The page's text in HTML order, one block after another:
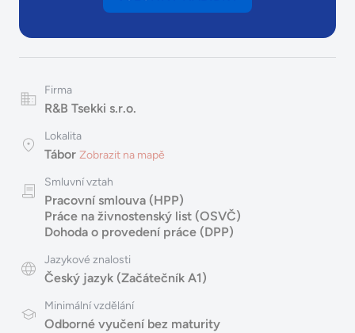
Firma
R&B Tsekki s.r.o.
Lokalita
Tábor Zobrazit na mapě
Smluvní vztah
Pracovní smlouva (HPP)
Práce na živnostenský list (OSVČ)
Dohoda o provedení práce (DPP)
Jazykové znalosti
Český jazyk (Začátečník A1)
Minimální vzdělání
Odborné vyučení bez maturity